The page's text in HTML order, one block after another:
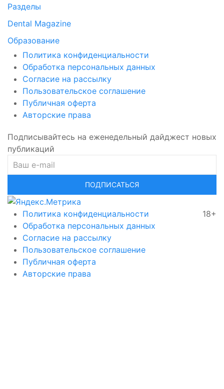
Разделы
Dental Magazine
Образование
Политика конфиденциальности
Обработка персональных данных
Согласие на рассылку
Пользовательское соглашение
Публичная оферта
Авторские права
Подписывайтесь на еженедельный дайджест новых
публикаций
ПОДПИСАТЬСЯ
Политика конфиденциальности
Обработка персональных данных
Согласие на рассылку
Пользовательское соглашение
Публичная оферта
Авторские права
18+